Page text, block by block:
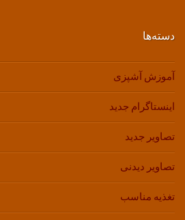
دسته‌ها
آموزش آشپزی
اینستاگرام جدید
تصاویر جدید
تصاویر دیدنی
تغذیه مناسب